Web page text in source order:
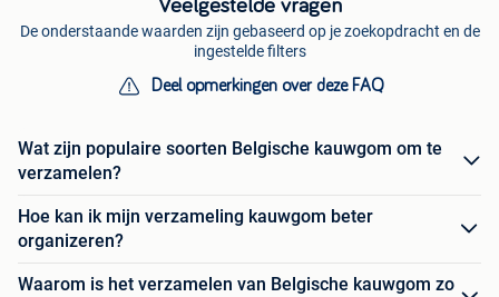
Veelgestelde vragen
De onderstaande waarden zijn gebaseerd op je zoekopdracht en de
ingestelde filters
Deel opmerkingen over deze FAQ
Wat zijn populaire soorten Belgische kauwgom om te
verzamelen?
Hoe kan ik mijn verzameling kauwgom beter
organizeren?
Waarom is het verzamelen van Belgische kauwgom zo